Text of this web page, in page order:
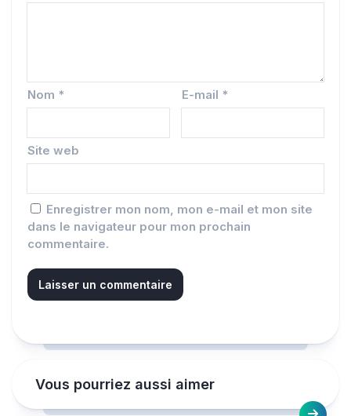
Nom * E-mail *
Site web
Enregistrer mon nom, mon e-mail et mon site
dans le navigateur pour mon prochain
commentaire.
Vous pourriez aussi aimer